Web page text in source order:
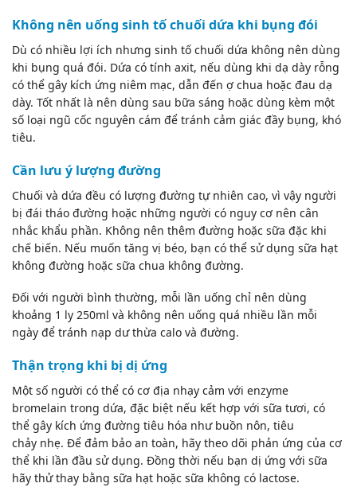
Không nên uống sinh tố chuối dứa khi bụng đói
Dù có nhiều lợi ích nhưng sinh tố chuối dứa không nên dùng
khi bụng quá đói. Dứa có tính axit, nếu dùng khi dạ dày rỗng
có thể gây kích ứng niêm mạc, dẫn đến ợ chua hoặc đau dạ
dày. Tốt nhất là nên dùng sau bữa sáng hoặc dùng kèm một
số loại ngũ cốc nguyên cám để tránh cảm giác đầy bụng, khó
tiêu.
Cần lưu ý lượng đường
Chuối và dứa đều có lượng đường tự nhiên cao, vì vậy người
bị đái tháo đường hoặc những người có nguy cơ nên cân
nhắc khẩu phần. Không nên thêm đường hoặc sữa đặc khi
chế biến. Nếu muốn tăng vị béo, bạn có thể sử dụng sữa hạt
không đường hoặc sữa chua không đường.
Đối với người bình thường, mỗi lần uống chỉ nên dùng
khoảng 1 ly 250ml và không nên uống quá nhiều lần mỗi
ngày để tránh nạp dư thừa calo và đường.
Thận trọng khi bị dị ứng
Một số người có thể có cơ địa nhạy cảm với enzyme
bromelain trong dứa, đặc biệt nếu kết hợp với sữa tươi, có
thể gây kích ứng đường tiêu hóa như buồn nôn, tiêu
chảy nhẹ. Để đảm bảo an toàn, hãy theo dõi phản ứng của cơ
thể khi lần đầu sử dụng. Đồng thời nếu bạn dị ứng với sữa
hãy thử thay bằng sữa hạt hoặc sữa không có lactose.